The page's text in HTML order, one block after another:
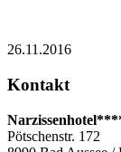
26.11.2016
Kontakt
Pötschenstr. 172